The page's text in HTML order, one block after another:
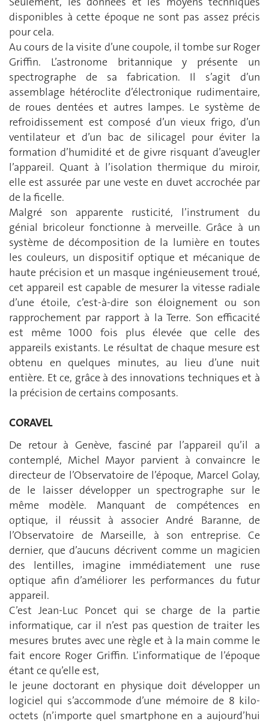
disponibles à cette époque ne sont pas assez précis
pour cela.
Au cours de la visite d’une coupole, il tombe sur Roger
Griffin. L’astronome britannique y présente un
spectrographe de sa fabrication. Il s’agit d’un
assemblage hétéroclite d’électronique rudimentaire,
de roues dentées et autres lampes. Le système de
refroidissement est composé d’un vieux frigo, d’un
ventilateur et d’un bac de silicagel pour éviter la
formation d’humidité et de givre risquant d’aveugler
l’appareil. Quant à l’isolation thermique du miroir,
elle est assurée par une veste en duvet accrochée par
de la ficelle.
Malgré son apparente rusticité, l’instrument du
génial bricoleur fonctionne à merveille. Grâce à un
système de décomposition de la lumière en toutes
les couleurs, un dispositif optique et mécanique de
haute précision et un masque ingénieusement troué,
cet appareil est capable de mesurer la vitesse radiale
d’une étoile, c’est-à-dire son éloignement ou son
rapprochement par rapport à la Terre. Son efficacité
est même 1000 fois plus élevée que celle des
appareils existants. Le résultat de chaque mesure est
obtenu en quelques minutes, au lieu d’une nuit
entière. Et ce, grâce à des innovations techniques et à
la précision de certains composants.
CORAVEL
De retour à Genève, fasciné par l’appareil qu’il a
contemplé, Michel Mayor parvient à convaincre le
directeur de l’Observatoire de l’époque, Marcel Golay,
de le laisser développer un spectrographe sur le
même modèle. Manquant de compétences en
optique, il réussit à associer André Baranne, de
l’Observatoire de Marseille, à son entreprise. Ce
dernier, que d’aucuns décrivent comme un magicien
des lentilles, imagine immédiatement une ruse
optique afin d’améliorer les performances du futur
appareil.
C’est Jean-Luc Poncet qui se charge de la partie
informatique, car il n’est pas question de traiter les
mesures brutes avec une règle et à la main comme le
fait encore Roger Griffin. L’informatique de l’époque
étant ce qu’elle est,
le jeune doctorant en physique doit développer un
logiciel qui s’accommode d’une mémoire de 8 kilo-
octets (n’importe quel smartphone en a aujourd’hui